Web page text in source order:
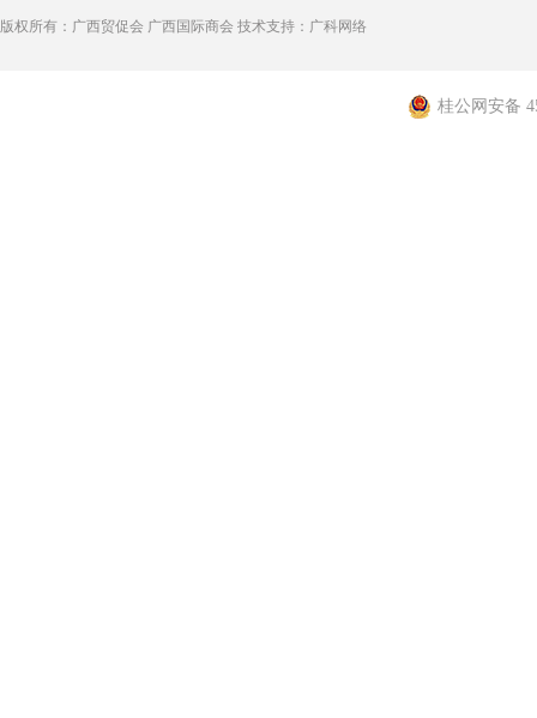
版权所有：广西贸促会 广西国际商会 技术支持：广科网络
桂公网安备